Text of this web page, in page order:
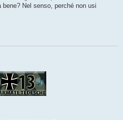
Nel senso, perché non usi